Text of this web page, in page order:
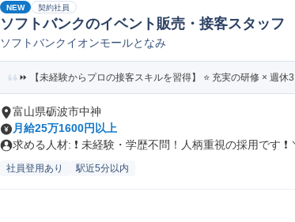
NEW 契約社員
ソフトバンクのイベント販売・接客スタッフ
ソフトバンクイオンモールとなみ
⏩️ 【未経験からプロの接客スキルを習得】 ⭐️ 充実の研修 × 週
富山県砺波市中神
月給25万1600円以上
求める人材: ❗ 未経験・学歴不問！人柄重視の採用です ❗
社員登用あり 駅近5分以内